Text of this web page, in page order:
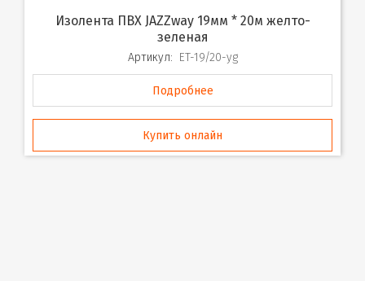
Изолента ПВХ JAZZway 19мм * 20м желто-
зеленая
Артикул: ET-19/20-yg
Подробнее
Купить онлайн